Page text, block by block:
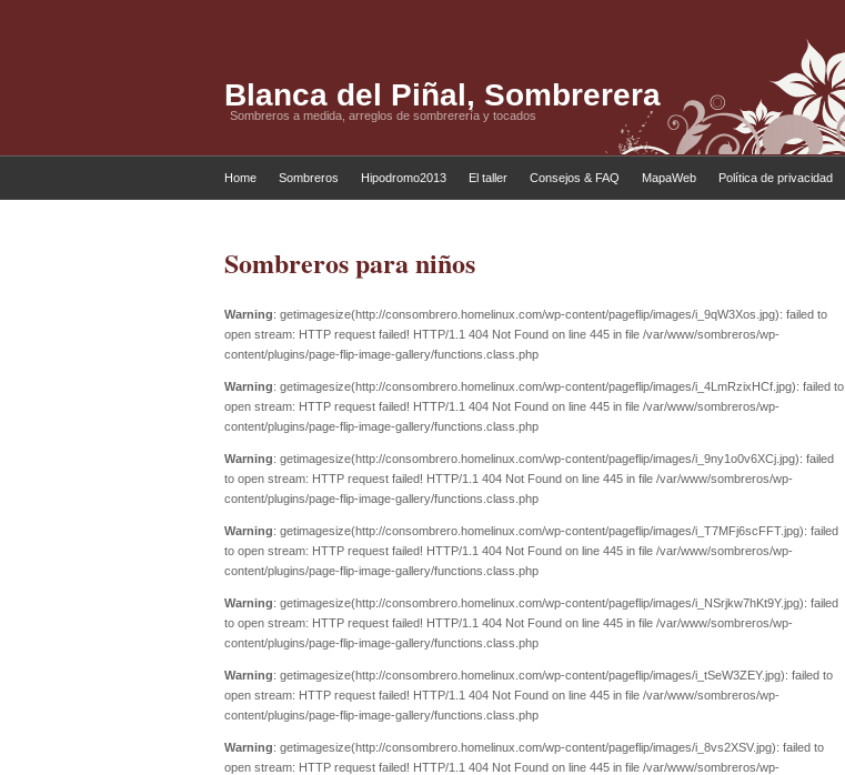
Blanca del Piñal, Sombrerera
Sombreros a medida, arreglos de sombrerería y tocados
Home Sombreros Hipodromo2013 El taller Consejos & FAQ MapaWeb Política de privacidad
Sombreros para niños
Warning: getimagesize(http://consombrero.homelinux.com/wp-content/pageflip/images/i_9qW3Xos.jpg): failed to
open stream: HTTP request failed! HTTP/1.1 404 Not Found on line 445 in file /var/www/sombreros/wp-
content/plugins/page-flip-image-gallery/functions.class.php
Warning: getimagesize(http://consombrero.homelinux.com/wp-content/pageflip/images/i_4LmRzixHCf.jpg): failed to
open stream: HTTP request failed! HTTP/1.1 404 Not Found on line 445 in file /var/www/sombreros/wp-
content/plugins/page-flip-image-gallery/functions.class.php
Warning: getimagesize(http://consombrero.homelinux.com/wp-content/pageflip/images/i_9ny1o0v6XCj.jpg): failed
to open stream: HTTP request failed! HTTP/1.1 404 Not Found on line 445 in file /var/www/sombreros/wp-
content/plugins/page-flip-image-gallery/functions.class.php
Warning: getimagesize(http://consombrero.homelinux.com/wp-content/pageflip/images/i_T7MFj6scFFT.jpg): failed
to open stream: HTTP request failed! HTTP/1.1 404 Not Found on line 445 in file /var/www/sombreros/wp-
content/plugins/page-flip-image-gallery/functions.class.php
Warning: getimagesize(http://consombrero.homelinux.com/wp-content/pageflip/images/i_NSrjkw7hKt9Y.jpg): failed
to open stream: HTTP request failed! HTTP/1.1 404 Not Found on line 445 in file /var/www/sombreros/wp-
content/plugins/page-flip-image-gallery/functions.class.php
Warning: getimagesize(http://consombrero.homelinux.com/wp-content/pageflip/images/i_tSeW3ZEY.jpg): failed to
open stream: HTTP request failed! HTTP/1.1 404 Not Found on line 445 in file /var/www/sombreros/wp-
content/plugins/page-flip-image-gallery/functions.class.php
Warning: getimagesize(http://consombrero.homelinux.com/wp-content/pageflip/images/i_8vs2XSV.jpg): failed to
open stream: HTTP request failed! HTTP/1.1 404 Not Found on line 445 in file /var/www/sombreros/wp-